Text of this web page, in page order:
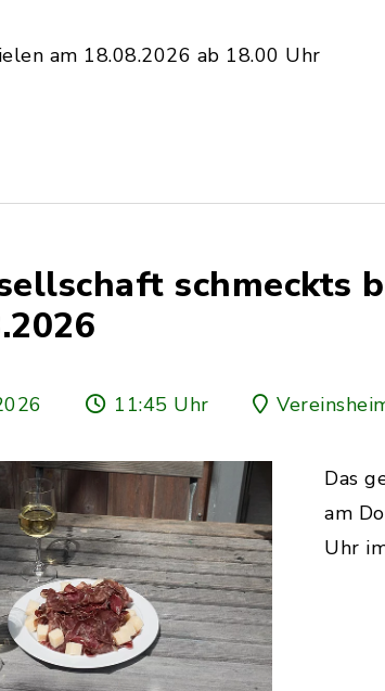
am 18.08.2026 ab 18.00 Uhr
schmeckts
11:45 Uhr
Das
am
Uhr